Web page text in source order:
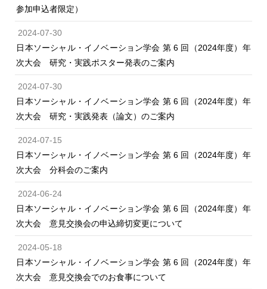
参加申込者限定）
2024-07-30
日本ソーシャル・イノベーション学会 第 6 回（2024年度）年
次大会 研究・実践ポスター発表のご案内
2024-07-30
日本ソーシャル・イノベーション学会 第 6 回（2024年度）年
次大会 研究・実践発表（論文）のご案内
2024-07-15
日本ソーシャル・イノベーション学会 第 6 回（2024年度）年
次大会 分科会のご案内
2024-06-24
日本ソーシャル・イノベーション学会 第 6 回（2024年度）年
次大会 意見交換会の申込締切変更について
2024-05-18
日本ソーシャル・イノベーション学会 第 6 回（2024年度）年
次大会 意見交換会でのお食事について